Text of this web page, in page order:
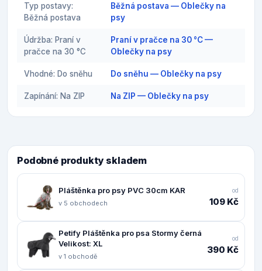
Typ postavy:
Běžná postava
Běžná postava — Oblečky na
psy
Údržba: Praní v
pračce na 30 °C
Praní v pračce na 30 °C —
Oblečky na psy
Vhodné: Do sněhu Do sněhu — Oblečky na psy
Zapínání: Na ZIP Na ZIP — Oblečky na psy
Podobné produkty skladem
Pláštěnka pro psy PVC 30cm KAR
v 5 obchodech
od
109 Kč
Petify Pláštěnka pro psa Stormy černá
Velikost: XL
v 1 obchodě
od
390 Kč